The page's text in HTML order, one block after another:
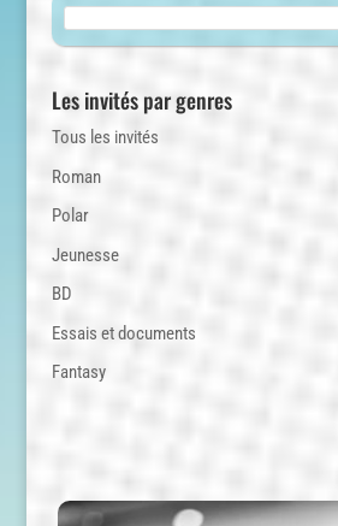
Les invités par genres
Tous les invités
Roman
Polar
Jeunesse
BD
Essais et documents
Fantasy